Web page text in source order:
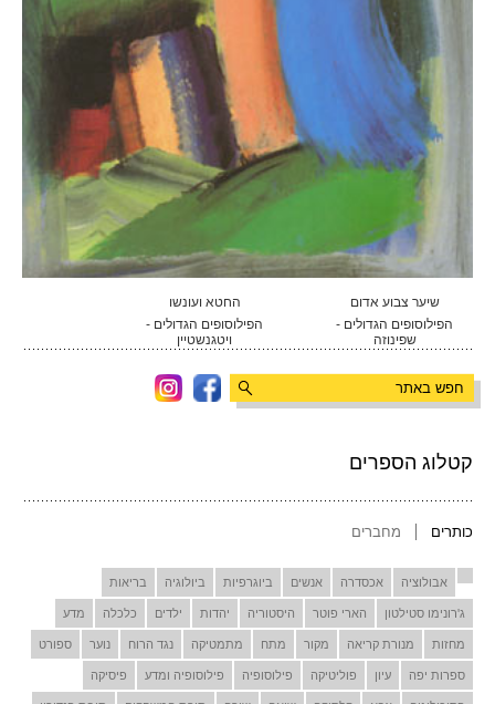
קטלוג הספרים
כותרים מחברים
אבולוציה אכסדרה אנשים ביוגרפיות ביולוגיה בריאות
ג'רונימו סטילטון הארי פוטר היסטוריה יהדות ילדים כלכלה מדע
מחזות מנורת קריאה מקור מתח מתמטיקה נגד הרוח נוער ספורט
ספרות יפה עיון פוליטיקה פילוסופיה פילוסופיה ומדע פיסיקה
שיער צבוע אדום
החטא ועונשו
הפילוסופים הגדולים -
שפינוזה
הפילוסופים הגדולים -
ויטגנשטיין